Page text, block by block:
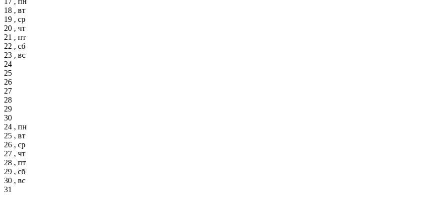
18 , вт
19 , ср
20 , чт
21 , пт
22 , сб
23 , вс
24
25
26
27
28
29
30
24 , пн
25 , вт
26 , ср
27 , чт
28 , пт
29 , сб
30 , вс
31